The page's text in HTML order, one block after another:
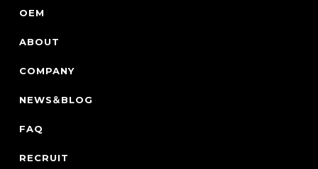
OEM
ABOUT
COMPANY
NEWS＆BLOG
FAQ
RECRUIT